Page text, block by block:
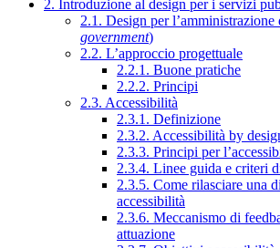
2. Introduzione al design per i servizi
2.1. Design per l’amministrazione
government)
2.2. L’approccio progettuale
2.2.1. Buone pratiche
2.2.2. Principi
2.3. Accessibilità
2.3.1. Definizione
2.3.2. Accessibilità by
2.3.3. Principi per
2.3.4. Linee guida e criteri
2.3.5. Come rilasciare una
accessibilità
2.3.6. Meccanismo di
attuazione